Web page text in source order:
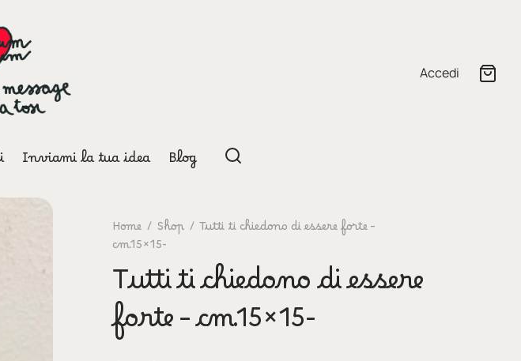
Accedi
Inviami la tua idea Blog
Home / Shop / Tutti ti chiedono di essere forte –
cm.15×15-
Tutti ti chiedono di essere
forte – cm.15×15-